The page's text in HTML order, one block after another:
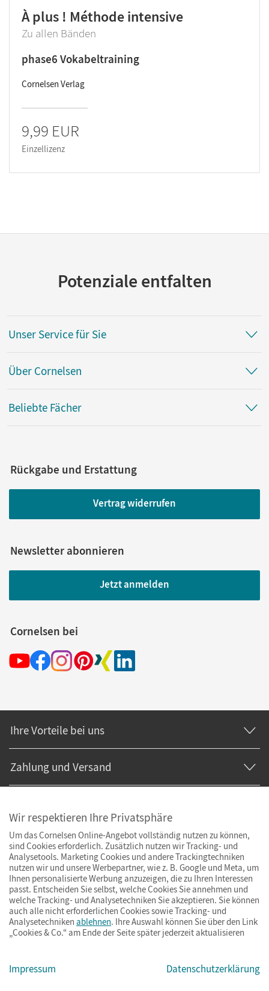
À plus ! Méthode intensive
Zu allen Bänden
phase6 Vokabeltraining
Cornelsen Verlag
9,99 EUR
Einzellizenz
Potenziale entfalten
Unser Service für Sie
Über Cornelsen
Beliebte Fächer
Rückgabe und Erstattung
Vertrag widerrufen
Newsletter abonnieren
Jetzt anmelden
Cornelsen bei
Ihre Vorteile bei uns
Zahlung und Versand
© Cornelsen Verlag 2026
ImpressumAGBDatenschutzBarrierefreiheitCookies & Co.
Wir respektieren Ihre Privatsphäre
Um das Cornelsen Online-Angebot vollständig nutzen zu können,
sind Cookies erforderlich. Zusätzlich nutzen wir Tracking- und
Analysetools. Marketing Cookies und andere Trackingtechniken
nutzen wir und unsere Werbepartner, wie z. B. Google und Meta, um
Ihnen personalisierte Werbung anzuzeigen, die zu Ihren Interessen
passt. Entscheiden Sie selbst, welche Cookies Sie annehmen und
welche Tracking- und Analysetechniken Sie akzeptieren. Sie können
auch alle nicht erforderlichen Cookies sowie Tracking- und
Analysetechniken ablehnen. Ihre Auswahl können Sie über den Link
„Cookies & Co.“ am Ende der Seite später jederzeit aktualisieren
Impressum Datenschutzerklärung